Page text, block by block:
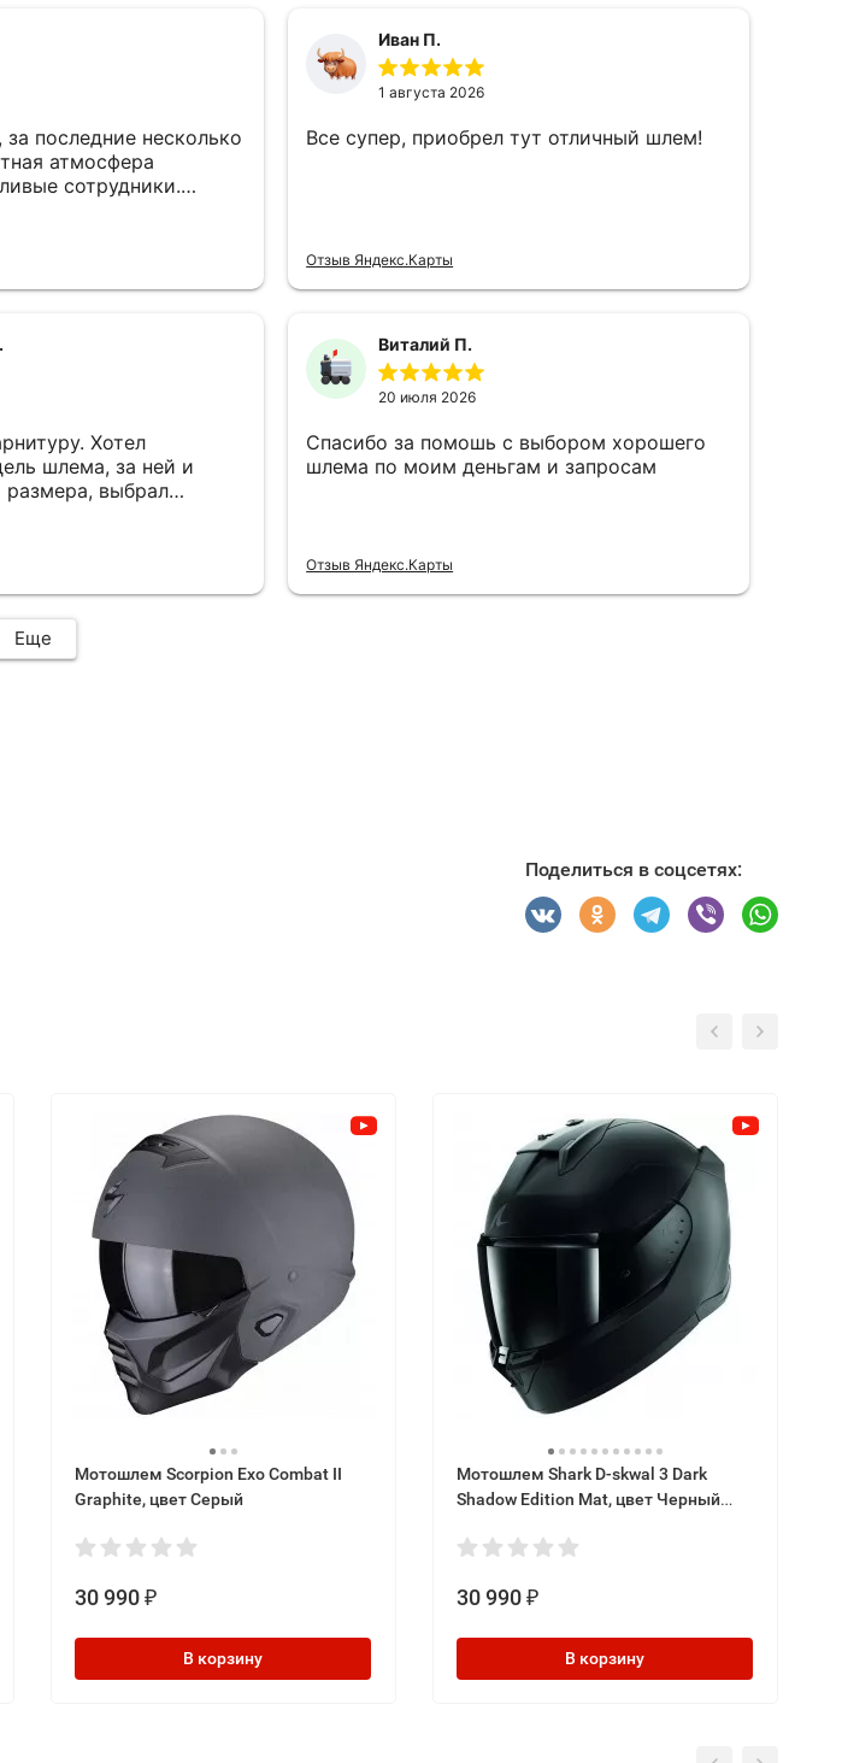
Поделиться в соцсетях:
Мотошлем Scorpion Exo Combat II
Graphite, цвет Серый
30 990 ₽
В корзину
Мотошлем Shark D-skwal 3 Dark
Shadow Edition Mat, цвет Черный
30 990 ₽
В корзину